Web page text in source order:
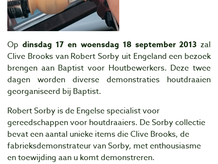
Op dinsdag 17 en woensdag 18 september 2013 zal
Clive Brooks van Robert Sorby uit Engeland een bezoek
brengen aan Baptist voor Houtbewerkers. Deze twee
dagen worden diverse demonstraties houtdraaien
georganiseerd bij Baptist.
Robert Sorby is de Engelse specialist voor
gereedschappen voor houtdraaiers. De Sorby collectie
bevat een aantal unieke items die Clive Brooks, de
fabrieksdemonstrateur van Sorby, met enthousiasme
en toewijding aan u komt demonstreren.